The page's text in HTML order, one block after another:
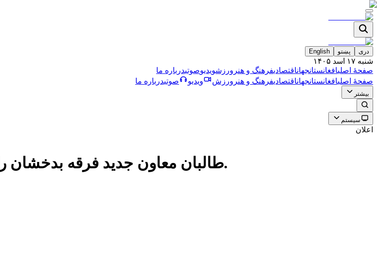
دری پښتو English
شنبه ۱۷ اسد ۱۴۰۵
صفحۀ اصلیافغانستانجهاناقتصادیفرهنگ و هنر ورزشویدیوصوتیدرباره ما
صفحۀ اصلیافغانستانجهاناقتصادیفرهنگ و هنر ورزش ویدیو صوتیدرباره ما
بیشتر
سیستم
اعلان
طالبان معاون جديد فرقه بدخشان را از ميان مخالفان جمعه فاتح منصوب كردند.